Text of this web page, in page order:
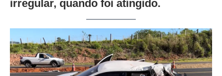
irregular, quando foi atingido.